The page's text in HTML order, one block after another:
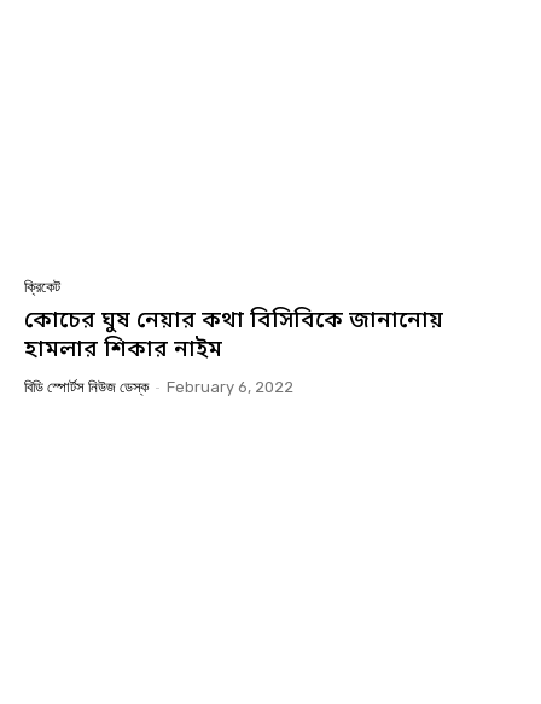
ক্রিকেট
কোচের ঘুষ নেয়ার কথা বিসিবিকে জানানোয়
হামলার শিকার নাইম
বিডি স্পোর্টস নিউজ ডেস্ক - February 6, 2022